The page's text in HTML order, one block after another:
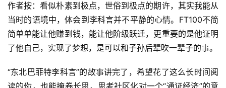
作者按：看似朴素到极点，世俗到极点的期许，其实我能从
当时的语境中，体会到李科言并不平静的心情。FT100不简
简单单能让他赚到钱，能让他阶级跃迁，更重要的是他证明
了他自己，实现了梦想，是可以和子孙后辈吹一辈子的事。
“东北巴菲特李科言”的故事讲完了，希望花了这么长时间阅